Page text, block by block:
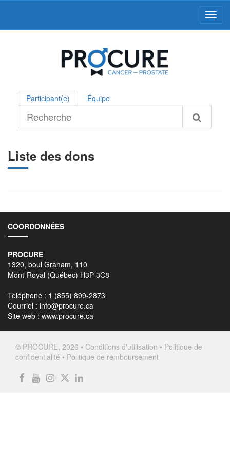
Participant(e) Équipe
Liste des dons
COORDONNÉES
PROCURE
1320, boul Graham, 110
Mont-Royal (Québec) H3P 3C8
Téléphone : 1 (855) 899-2873
Courriel : info@procure.ca
Site web : www.procure.ca
© PROCURE, 2026 • Conditions d'utilisation • Politique de
confidentialité • Politique de remboursement